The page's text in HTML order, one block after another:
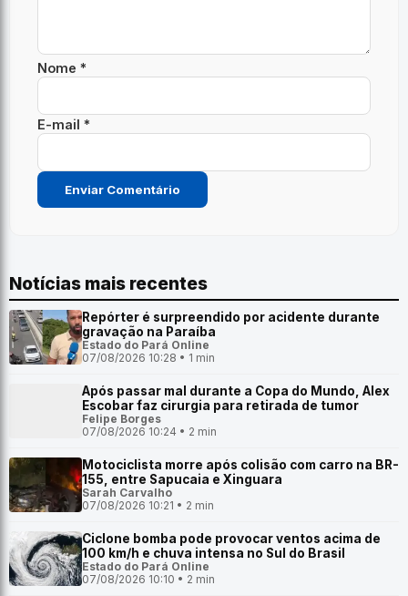
Nome *
E-mail *
Notícias mais recentes
Repórter é surpreendido por acidente durante
gravação na Paraíba
Estado do Pará Online
07/08/2026 10:28 • 1 min
Após passar mal durante a Copa do Mundo, Alex
Escobar faz cirurgia para retirada de tumor
Felipe Borges
07/08/2026 10:24 • 2 min
Motociclista morre após colisão com carro na BR-
155, entre Sapucaia e Xinguara
Sarah Carvalho
07/08/2026 10:21 • 2 min
Ciclone bomba pode provocar ventos acima de
100 km/h e chuva intensa no Sul do Brasil
Estado do Pará Online
07/08/2026 10:10 • 2 min